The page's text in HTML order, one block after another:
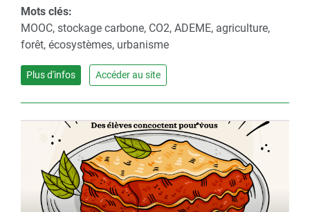
Mots clés:
MOOC, stockage carbone, CO2, ADEME, agriculture,
forêt, écosystèmes, urbanisme
Plus d'infos Accéder au site